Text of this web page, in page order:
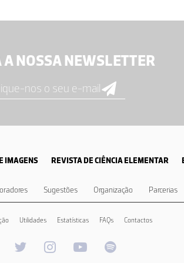
A NOSSA NEWSLETTER
IMAGENS REVISTA DE CIÊNCIA ELEMENTAR
Sugestões Organização Parcerias
Utilidades Estatísticas FAQs Contactos